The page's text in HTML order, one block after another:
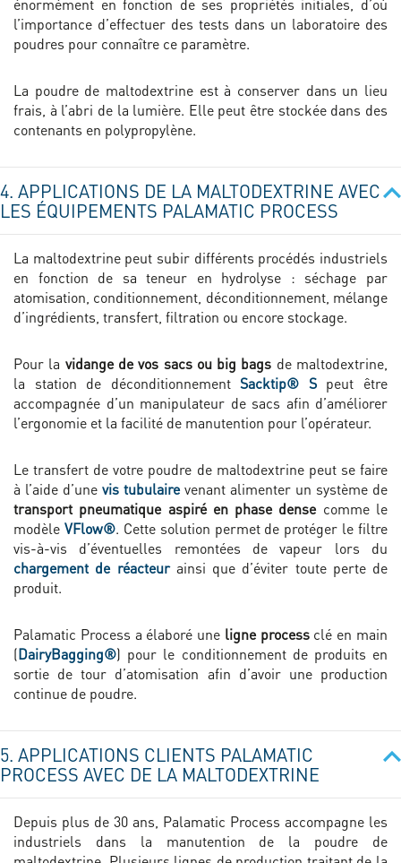
énormément en fonction de ses propriétés initiales, d’où
l’importance d’effectuer des tests dans un laboratoire des
poudres pour connaître ce paramètre.
La poudre de maltodextrine est à conserver dans un lieu
frais, à l’abri de la lumière. Elle peut être stockée dans des
contenants en polypropylène.
4. APPLICATIONS DE LA MALTODEXTRINE AVEC
LES ÉQUIPEMENTS PALAMATIC PROCESS
La maltodextrine peut subir différents procédés industriels
en fonction de sa teneur en hydrolyse : séchage par
atomisation, conditionnement, déconditionnement, mélange
d’ingrédients, transfert, filtration ou encore stockage.
Pour la vidange de vos sacs ou big bags de maltodextrine,
la station de déconditionnementSacktip® Speut être
accompagnée d’un manipulateur de sacs afin d’améliorer
l’ergonomie et la facilité de manutention pour l’opérateur.
Le transfert de votre poudre de maltodextrine peut se faire
à l’aide d’une vis tubulairevenant alimenter un système de
transport pneumatique aspiré en phase densecomme le
modèle VFlow®. Cette solution permet de protéger le filtre
vis-à-vis d’éventuelles remontées de vapeur lors du
chargement de réacteurainsi que d’éviter toute perte de
produit.
Palamatic Process a élaboré une ligne process clé en main
(DairyBagging®) pour le conditionnement de produits en
sortie de tour d’atomisation afin d’avoir une production
continue de poudre.
5. APPLICATIONS CLIENTS PALAMATIC
PROCESS AVEC DE LA MALTODEXTRINE
Depuis plus de 30 ans, Palamatic Process accompagne les
industriels dans la manutention de la poudre de